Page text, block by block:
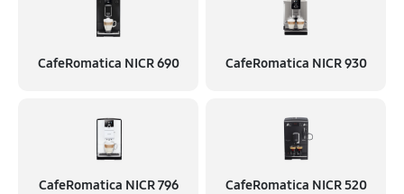
CafeRomatica NICR 690 CafeRomatica NICR 930
CafeRomatica NICR 796 CafeRomatica NICR 520